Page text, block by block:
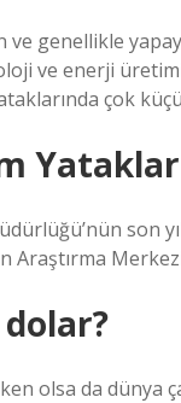
genellikle
ve enerji
çok
son
Araştırma
olsa da dünya